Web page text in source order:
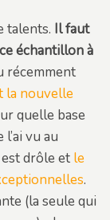
talents. Il faut
échantillon à
récemment
la nouvelle
quelle base
vu au
drôle et le
.
(la seule qui